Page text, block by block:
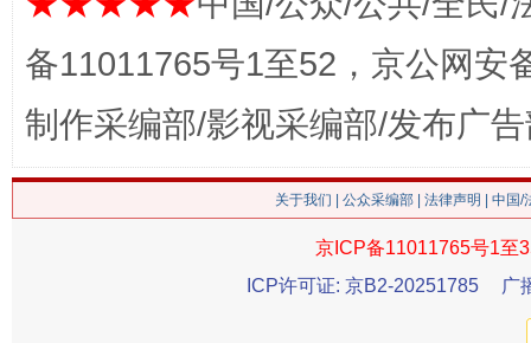
谢
备11011765号1至52，京公网安
制作采编部/影视采编部/发布广
关于我们 公众采编部 法律声明 | 中国
京ICP备11011765号1至
ICP许可证: 京B2-20251785
广